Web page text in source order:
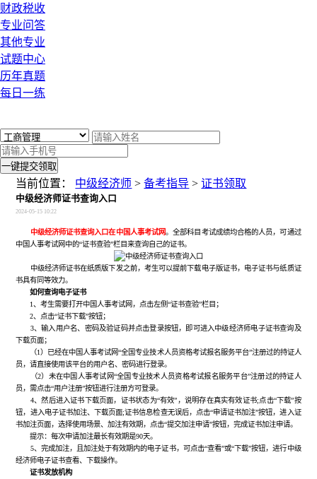
财政税收
专业问答
其他专业
试题中心
历年真题
每日一练
一键提交领取
当前位置： 中级经济师 >备考指导 >证书领取
中级经济师证书查询入口
2024-05-15 10:22
中级经济师证书查询入口在中国人事考试网。全部科目考试成绩均合格的人员，可通过
中国人事考试网中的“证书查验”栏目来查询自己的证书。
中级经济师证书在纸质版下发之前，考生可以提前下载电子版证书，电子证书与纸质证
书具有同等效力。
如何查询电子证书
1、考生需要打开中国人事考试网，点击左侧“证书查验”栏目；
2、点击“证书下载”按钮；
3、输入用户名、密码及验证码并点击登录按钮，即可进入中级经济师电子证书查询及
下载页面；
（1）已经在中国人事考试网“全国专业技术人员资格考试报名服务平台”注册过的持证人
员，请直接使用该平台的用户名、密码进行登录。
（2）未在中国人事考试网“全国专业技术人员资格考试报名服务平台”注册过的持证人
员，需点击“用户注册”按钮进行注册方可登录。
4、然后进入证书下载页面，证书状态为“有效”，说明存在真实有效证书;点击“下载”按
钮，进入电子证书加注、下载页面;证书信息检查无误后，点击“申请证书加注”按钮，进入证
书加注页面，选择使用场景、加注有效期，点击“提交加注申请”按钮，完成证书加注申请。
提示：每次申请加注最长有效期是90天。
5、完成加注，且加注处于有效期内的电子证书，可点击“查看”或“下载”按钮，进行中级
经济师电子证书查看、下载操作。
证书发放机构